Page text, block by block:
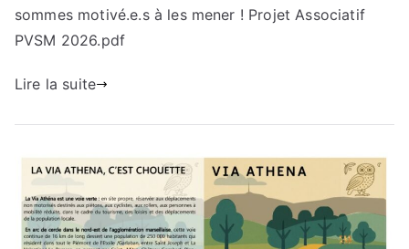
sommes motivé.e.s à les mener ! Projet Associatif
PVSM 2026.pdf
Lire la suite